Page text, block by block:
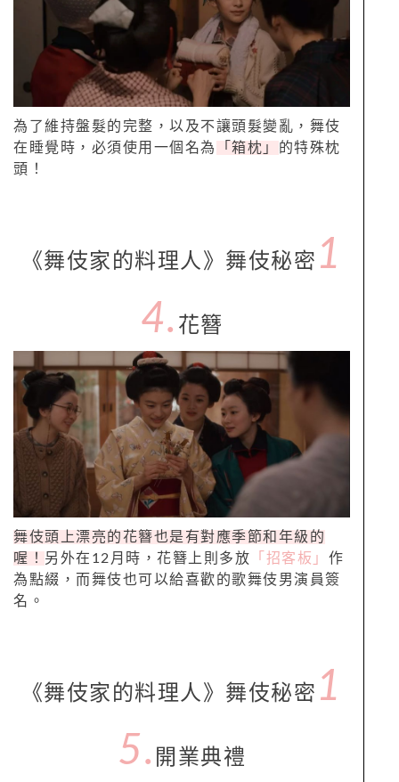
為了維持盤髮的完整，以及不讓頭髮變亂，舞伎
在睡覺時，必須使用一個名為
「箱枕」
的特殊枕
頭！
《舞伎家的料理人》舞伎秘密 1
4. 花簪
舞伎頭上漂亮的花簪也是有對應季節和年級的
喔！ 另外在12月時，花簪上則多放 「招客板」 作
為點綴，而舞伎也可以給喜歡的歌舞伎男演員簽
名。
《舞伎家的料理人》舞伎秘密 1
5. 開業典禮